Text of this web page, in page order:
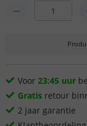
Voor 23:45 uur
Gratis retour
2 jaar garantie